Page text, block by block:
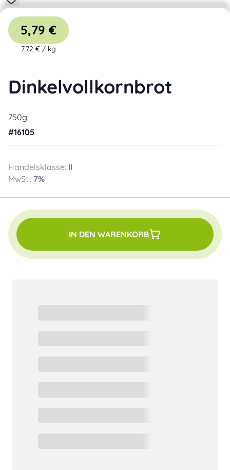
Dinkelvollkornbrot
750g
#16105
Handelsklasse: II
MwSt.: 7%
5,79 €
7,72 € / kg
IN DEN WARENKORB